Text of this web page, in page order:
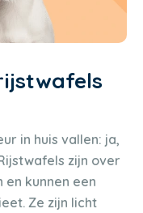
in huis vallen: ja,
zijn over
kunnen een
Ze zijn licht